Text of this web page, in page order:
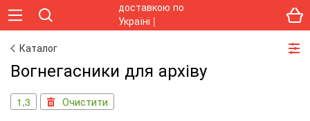
Каталог
Вогнегасники для архіву
1,3 Очистити